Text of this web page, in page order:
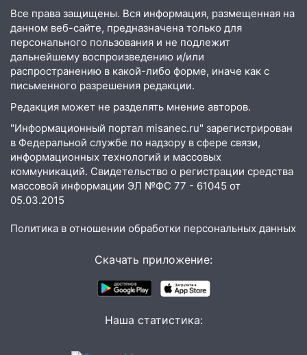
мероприятие, приуроченное к
празднованию Дня сотрудника органов
следствия Российской Федерации
19:30 Ульяновцев приглашают
поддержать «Симбирскую чебурашку»
на фестивале «ФормАРТ»
18:11
пилотным регионом проекта
«Культурное долголетие»
17:23 Прогноз погоды в Ульяновской
области на 8 августа
областной больницы поступили шесть
В Чердаклинском районе
ремонтируют дороги, ставят остановки
и проводят новое освещение
В Ульяновске установили ещё
Все права защищены. Вся информация, размещенная на
данном веб-сайте, предназначена только для
персонального пользования и не подлежит
дальнейшему воспроизведению и/или
распространению в какой-либо форме, иначе как с
письменного разрешения редакции.
Редакция может не разделять мнение авторов.
"Информационный портал misanec.ru" зарегистрирован
в Федеральной службе по надзору в сфере связи,
информационных технологий и массовых
коммуникаций. Свидетельство о регистрации средства
массовой информации ЭЛ №ФС 77 - 61045 от
05.03.2015
Политика в отношении обработки персональных данных
Скачать приложение:
Наша статистика: